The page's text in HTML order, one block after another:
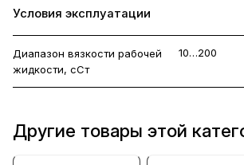
Условия эксплуатации
Диапазон вязкости рабочей
жидкости, сСт
10…200
Другие товары этой